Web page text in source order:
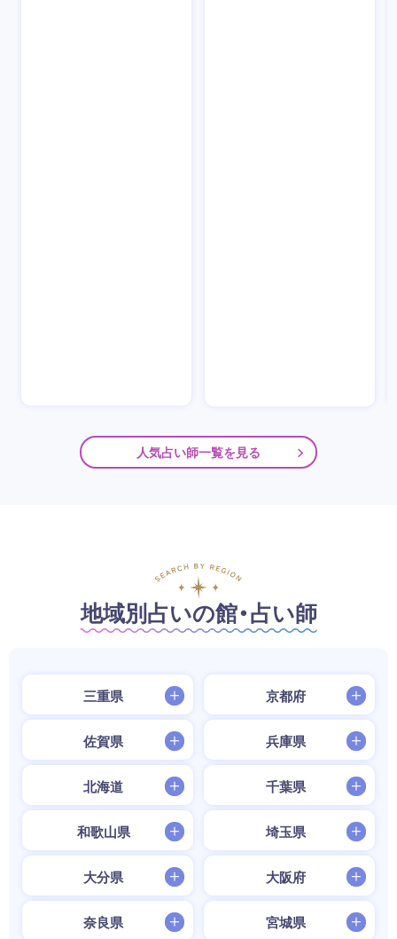
人気占い師一覧を見る
地域別占いの館・占い師
三重県 京都府
佐賀県 兵庫県
北海道 千葉県
和歌山県 埼玉県
大分県 大阪府
奈良県 宮城県